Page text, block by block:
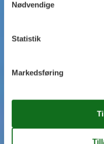
Nødvendige
Statistik
Markedsføring